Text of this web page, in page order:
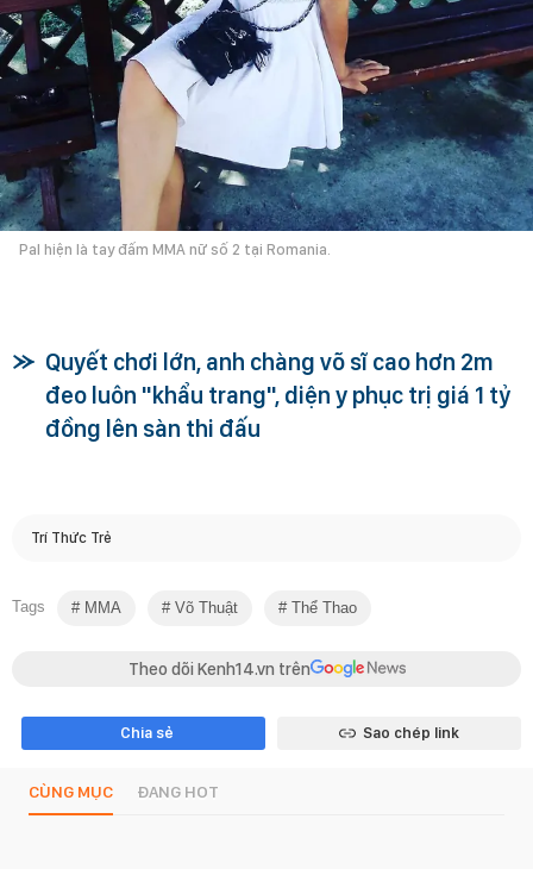
Pal hiện là tay đấm MMA nữ số 2 tại Romania.
Quyết chơi lớn, anh chàng võ sĩ cao hơn 2m
đeo luôn "khẩu trang", diện y phục trị giá 1 tỷ
đồng lên sàn thi đấu
Trí Thức Trẻ
Tags MMA Võ Thuật Thể Thao
Theo dõi Kenh14.vn trên
Chia sẻ Sao chép link
CÙNG MỤC ĐANG HOT